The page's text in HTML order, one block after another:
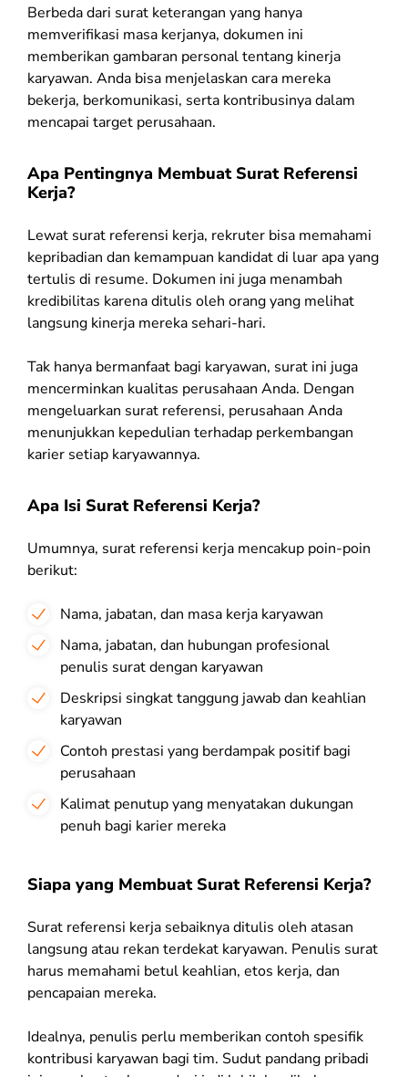
Berbeda dari surat keterangan yang hanya
memverifikasi masa kerjanya, dokumen ini
memberikan gambaran personal tentang kinerja
karyawan. Anda bisa menjelaskan cara mereka
bekerja, berkomunikasi, serta kontribusinya dalam
mencapai target perusahaan.
Apa Pentingnya Membuat Surat Referensi
Kerja?
Lewat surat referensi kerja, rekruter bisa memahami
kepribadian dan kemampuan kandidat di luar apa yang
tertulis di resume. Dokumen ini juga menambah
kredibilitas karena ditulis oleh orang yang melihat
langsung kinerja mereka sehari-hari.
Tak hanya bermanfaat bagi karyawan, surat ini juga
mencerminkan kualitas perusahaan Anda. Dengan
mengeluarkan surat referensi, perusahaan Anda
menunjukkan kepedulian terhadap perkembangan
karier setiap karyawannya.
Apa Isi Surat Referensi Kerja?
Umumnya, surat referensi kerja mencakup poin-poin
berikut:
Nama, jabatan, dan masa kerja karyawan
Nama, jabatan, dan hubungan profesional
penulis surat dengan karyawan
Deskripsi singkat tanggung jawab dan keahlian
karyawan
Contoh prestasi yang berdampak positif bagi
perusahaan
Kalimat penutup yang menyatakan dukungan
penuh bagi karier mereka
Siapa yang Membuat Surat Referensi Kerja?
Surat referensi kerja sebaiknya ditulis oleh atasan
langsung atau rekan terdekat karyawan. Penulis surat
harus memahami betul keahlian, etos kerja, dan
pencapaian mereka.
Idealnya, penulis perlu memberikan contoh spesifik
kontribusi karyawan bagi tim. Sudut pandang pribadi